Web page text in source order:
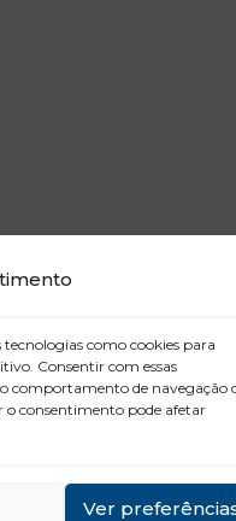
como cookies para
Consentir com essas
comportamento de navegação
o consentimento pode afetar
Ver